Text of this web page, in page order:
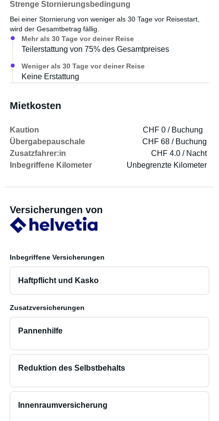
Strenge Stornierungsbedingung
Bei einer Stornierung von weniger als 30 Tage vor Reisestart,
wird der Gesamtbetrag fällig.
Mehr als 30 Tage vor deiner Reise
Teilerstattung von 75% des Gesamtpreises
Weniger als 30 Tage vor deiner Reise
Keine Erstattung
Mietkosten
Kaution
CHF 0 / Buchung
Übergabepauschale
CHF 68 / Buchung
Zusatzfahrer:in
CHF 4.0 / Nacht
Inbegriffene Kilometer
Unbegrenzte Kilometer
Versicherungen von
Inbegriffene Versicherungen
Haftpflicht und Kasko
Zusatzversicherungen
Pannenhilfe
Reduktion des Selbstbehalts
Innenraumversicherung